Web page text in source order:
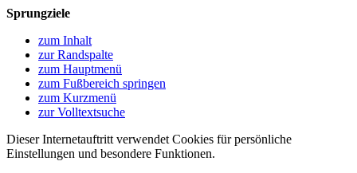
Sprungziele
zum Inhalt
zur Randspalte
zum Hauptmenü
zum Fußbereich springen
zum Kurzmenü
zur Volltextsuche
Dieser Internetauftritt verwendet Cookies für persönliche
Einstellungen und besondere Funktionen.